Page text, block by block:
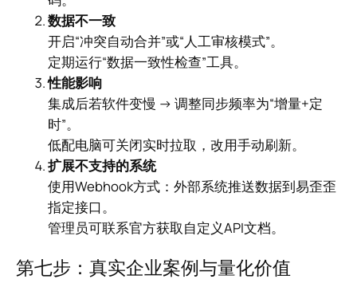
数据不一致
开启“冲突自动合并”或“人工审核模式”。
定期运行“数据一致性检查”工具。
性能影响
集成后若软件变慢 → 调整同步频率为“增量+定
时”。
低配电脑可关闭实时拉取，改用手动刷新。
扩展不支持的系统
使用Webhook方式：外部系统推送数据到易歪歪
指定接口。
管理员可联系官方获取自定义API文档。
第七步：真实企业案例与量化价值